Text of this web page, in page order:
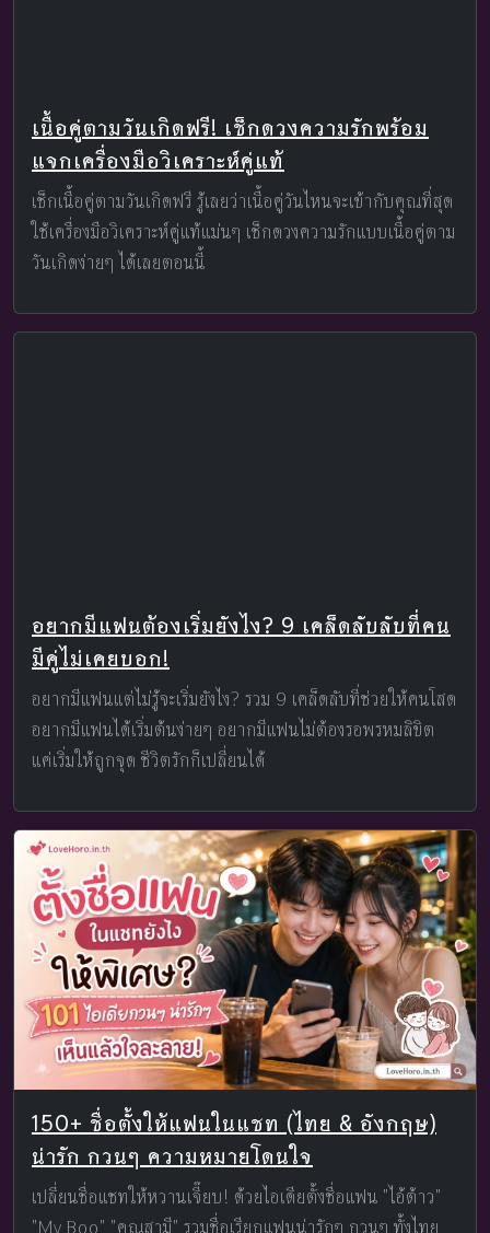
เนื้อคู่ตามวันเกิดฟรี! เช็กดวงความรักพร้อม
แจกเครื่องมือวิเคราะห์คู่แท้
เช็กเนื้อคู่ตามวันเกิดฟรี รู้เลยว่าเนื้อคู่วันไหนจะเข้ากับคุณที่สุด
ใช้เครื่องมือวิเคราะห์คู่แท้แม่นๆ เช็กดวงความรักแบบเนื้อคู่ตาม
วันเกิดง่ายๆ ได้เลยตอนนี้
อยากมีแฟนต้องเริ่มยังไง? 9 เคล็ดลับลับที่คน
มีคู่ไม่เคยบอก!
อยากมีแฟนแต่ไม่รู้จะเริ่มยังไง? รวม 9 เคล็ดลับที่ช่วยให้คนโสด
อยากมีแฟนได้เริ่มต้นง่ายๆ อยากมีแฟนไม่ต้องรอพรหมลิขิต
แค่เริ่มให้ถูกจุด ชีวิตรักก็เปลี่ยนได้
150+ ชื่อตั้งให้แฟนในแชท (ไทย & อังกฤษ)
น่ารัก กวนๆ ความหมายโดนใจ
เปลี่ยนชื่อแชทให้หวานเจี๊ยบ! ด้วยไอเดียตั้งชื่อแฟน "ไอ้ต้าว"
"My Boo" "คุณสามี" รวมชื่อเรียกแฟนน่ารักๆ กวนๆ ทั้งไทย